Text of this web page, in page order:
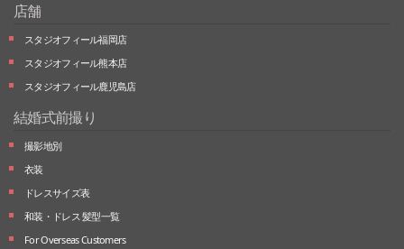
店舗
スタジオフィール福岡店
スタジオフィール熊本店
スタジオフィール鹿児島店
結婚式前撮り
撮影地別
衣装
ドレスサイズ表
和装・ドレス 髪型一覧
For Overseas Customers